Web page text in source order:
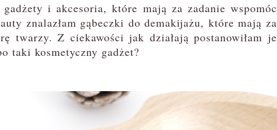
i akcesoria, które mają za zadanie wspomóc
znalazłam gąbeczki do demakijażu, które mają za
twarzy. Z ciekawości jak działają postanowiłam je
taki kosmetyczny gadżet?